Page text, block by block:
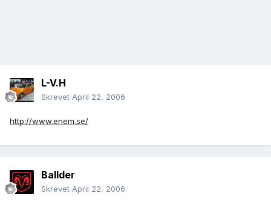
L-V.H
Skrevet April 22, 2006
http://www.enem.se/
Ballder
Skrevet April 22, 2006